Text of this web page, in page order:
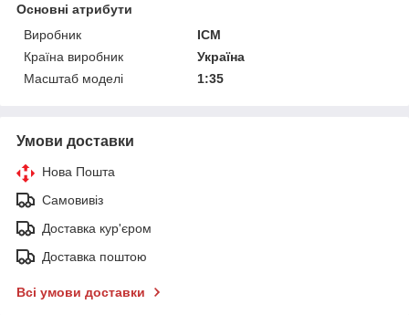
Основні атрибути
Виробник
ICM
Країна виробник
Україна
Масштаб моделі
1:35
Умови доставки
Нова Пошта
Самовивіз
Доставка кур'єром
Доставка поштою
Всі умови доставки